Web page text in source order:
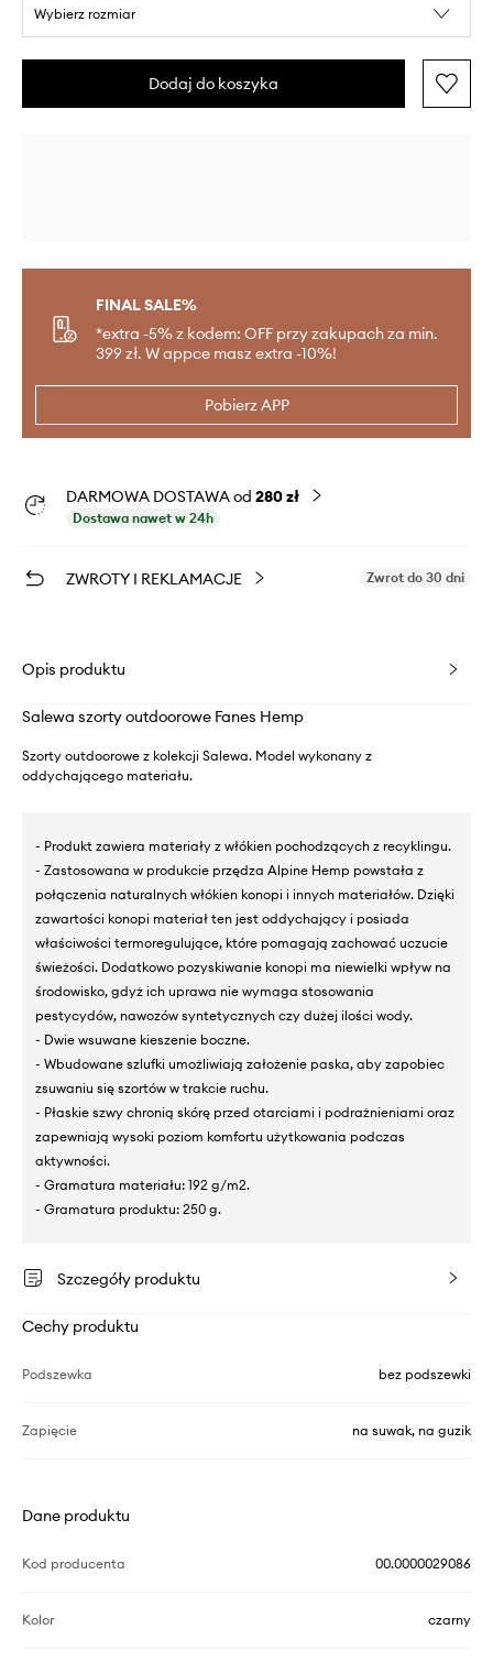
Wybierz rozmiar
Dodaj do koszyka
FINAL SALE%
*extra -5% z kodem: OFF przy zakupach za min.
399 zł. W appce masz extra -10%!
Pobierz APP
DARMOWA DOSTAWA od 280 zł
Dostawa nawet w 24h
ZWROTY I REKLAMACJE Zwrot do 30 dni
Opis produktu
Salewa szorty outdoorowe Fanes Hemp
Szorty outdoorowe z kolekcji Salewa. Model wykonany z
oddychającego materiału.
- Produkt zawiera materiały z włókien pochodzących z recyklingu.
- Zastosowana w produkcie przędza Alpine Hemp powstała z
połączenia naturalnych włókien konopi i innych materiałów. Dzięki
zawartości konopi materiał ten jest oddychający i posiada
właściwości termoregulujące, które pomagają zachować uczucie
świeżości. Dodatkowo pozyskiwanie konopi ma niewielki wpływ na
środowisko, gdyż ich uprawa nie wymaga stosowania
pestycydów, nawozów syntetycznych czy dużej ilości wody.
- Dwie wsuwane kieszenie boczne.
- Wbudowane szlufki umożliwiają założenie paska, aby zapobiec
zsuwaniu się szortów w trakcie ruchu.
- Płaskie szwy chronią skórę przed otarciami i podrażnieniami oraz
zapewniają wysoki poziom komfortu użytkowania podczas
aktywności.
- Gramatura materiału: 192 g/m2.
- Gramatura produktu: 250 g.
Szczegóły produktu
Cechy produktu
Podszewka bez podszewki
Zapięcie na suwak, na guzik
Dane produktu
Kod producenta 00.0000029086
Kolor czarny